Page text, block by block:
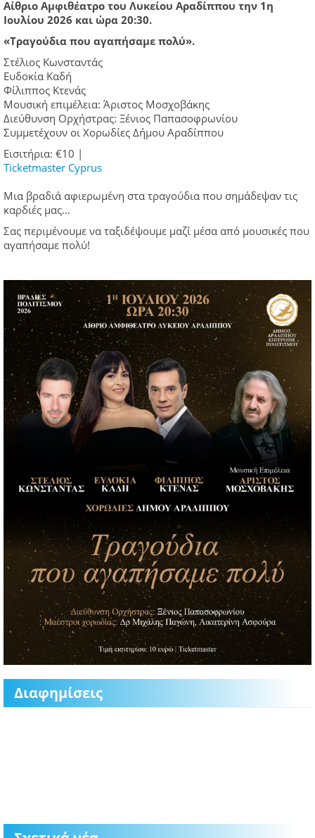
Αίθριο Αμφιθέατρο του Λυκείου Αραδίππου την 1η
Ιουλίου 2026 και ώρα 20:30.
«Τραγούδια που αγαπήσαμε πολύ».
Στέλιος Κωνσταντάς
Ευδοκία Καδή
Φίλιππος Κτενάς
Μουσική επιμέλεια: Άριστος Μοσχοβάκης
Διεύθυνση Ορχήστρας: Ξένιος Παπασοφρωνίου
Συμμετέχουν οι Χορωδίες Δήμου Αραδίππου
Εισιτήρια: €10 |
Ticketmaster Cyprus
Μια βραδιά αφιερωμένη στα τραγούδια που σημάδεψαν τις
καρδιές μας…
Σας περιμένουμε να ταξιδέψουμε μαζί μέσα από μουσικές που
αγαπήσαμε πολύ!
Διαφημίσεις